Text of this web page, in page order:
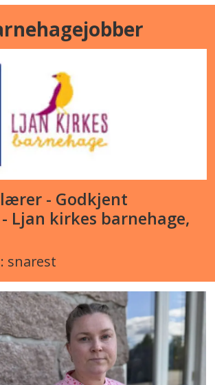
- Godkjent
Ljan kirkes barnehage,
snarest